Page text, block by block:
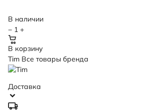
В наличии
− 1 +
В корзину
Tim Все товары бренда
Доставка